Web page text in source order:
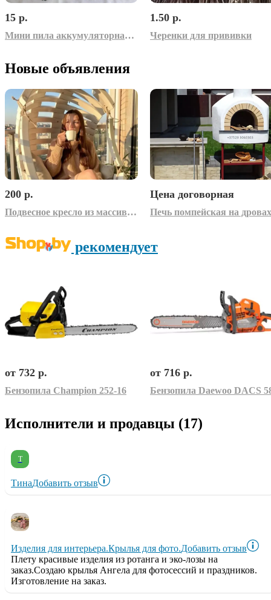
15 р.
Мини пила аккумуляторная – запчасти
1.50 р.
Черенки для прививки
Новые объявления
200 р.
Подвесное кресло из массива дерева
Цена договорная
Печь помпейская на дровах
рекомендует
от 732 р.
Бензопила Champion 252-16
от 716 р.
Бензопила Daewoo DACS
Исполнители и продавцы (17)
Т
ТинаДобавить отзыв
Изделия для интерьера.Крылья для фото.Добавить отзыв
Плету красивые изделия из ротанга и эко-лозы на
заказ.Создаю крылья Ангела для фотосессий и праздников.
Изготовление на заказ.